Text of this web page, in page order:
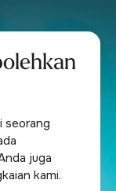
seorang
juga
kami.